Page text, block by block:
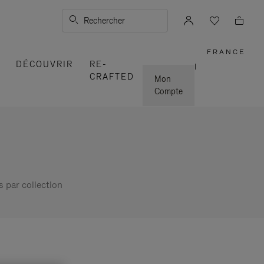
Rechercher
DÉCOUVRIR
RE-
CRAFTED
Mon
Compte
FRANCE
|
par collection